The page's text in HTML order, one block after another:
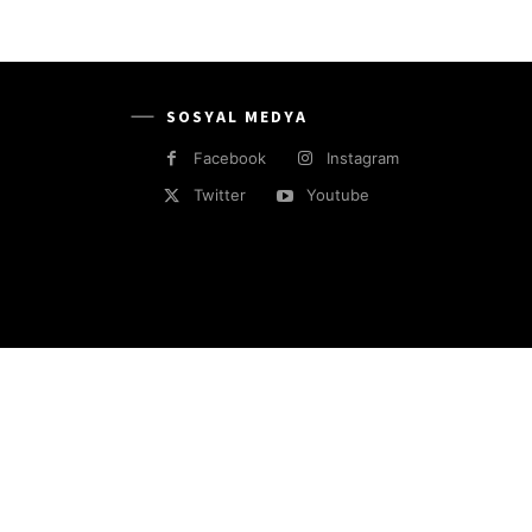
SOSYAL MEDYA
Facebook
Instagram
Twitter
Youtube